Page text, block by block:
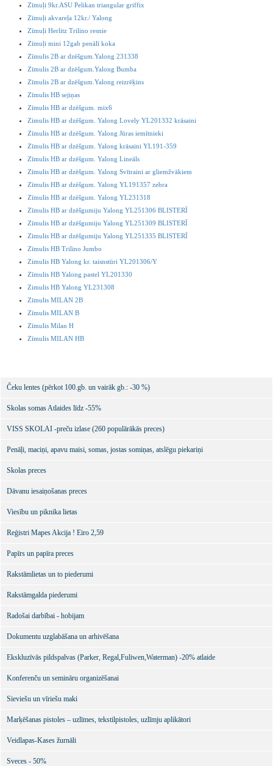
Zīmuļi 9kr.ASU Pelikan triangular griffix
Zīmuļi akvareļa 12kr./ Yalong
Zīmuļi Herlitz Trilino resnie
Zīmuļi mini 12gab penālī koka
Zīmulis 2B ar dzēšgum.Yalong 231338
Zīmulis 2B ar dzēšgum.Yalong Bumba
Zīmulis 2B ar dzēšgum.Yalong reizrēķins
Zīmulis HB sejiņas
Zīmulis HB ar dzēšgum. mix6
Zimulis HB ar dzēšgum. Yalong Lovely YL201332 krāsaini
Zīmulis HB ar dzēšgum. Yalong Jūras iemītnieki
Zīmulis HB ar dzēšgum. Yalong krāsaini YL191-359
Zīmulis HB ar dzēšgum. Yalong Lineāls
Zīmulis HB ar dzēšgum. Yalong Svītraini ar gliemžvākiem
Zīmulis HB ar dzēšgum. Yalong YL191357 zebra
Zīmulis HB ar dzēšgum. Yalong YL231318
Zīmulis HB ar dzēšgumiju Yalong YL251306 BLISTERĪ
Zīmulis HB ar dzēšgumiju Yalong YL251309 BLISTERĪ
Zīmulis HB ar dzēšgumiju Yalong YL251335 BLISTERĪ
Zīmulis HB Trilino Jumbo
Zimulis HB Yalong kr. taisnstūri YL201306/Y
Zīmulis HB Yalong pastel YL201330
Zimulis HB Yalong YL231308
Zīmulis MILAN 2B
Zīmulis MILAN B
Zīmulis Milan H
Zīmulis MILAN HB
Čeku lentes (pērkot 100.gb. un vairāk gb.: -30 %)
Skolas somas Atlaides līdz -55%
VISS SKOLAI -preču izlase (260 populārākās preces)
Penāļi, maciņi, apavu maisi, somas, jostas somiņas, atslēgu piekariņi
Skolas preces
Dāvanu iesaiņošanas preces
Viesību un piknika lietas
Reģistri Mapes Akcija ! Eiro 2,59
Papīrs un papīra preces
Rakstāmlietas un to piederumi
Rakstāmgalda piederumi
Radošai darbībai - hobijam
Dokumentu uzglabāšana un arhivēšana
Ekskluzīvās pildspalvas (Parker, Regal,Fuliwen,Waterman) -20% atlaide
Konferenču un semināru organizēšanai
Sieviešu un vīriešu maki
Marķēšanas pistoles – uzlīmes, tekstilpistoles, uzlīmju aplikātori
Veidlapas-Kases žurnāli
Sveces - 50%